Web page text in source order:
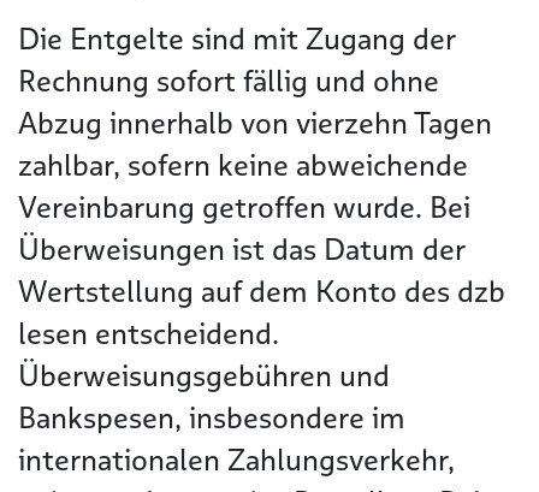
Die Entgelte sind mit Zugang der
Rechnung sofort fällig und ohne
Abzug innerhalb von vierzehn Tagen
zahlbar, sofern keine abweichende
Vereinbarung getroffen wurde. Bei
Überweisungen ist das Datum der
Wertstellung auf dem Konto des dzb
lesen entscheidend.
Überweisungsgebühren und
Bankspesen, insbesondere im
internationalen Zahlungsverkehr,